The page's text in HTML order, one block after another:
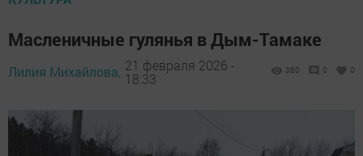
Масленичные гулянья в Дым-Тамаке
Лилия Михайлова, 21 февраля 2026 -
18:33
380 0 0